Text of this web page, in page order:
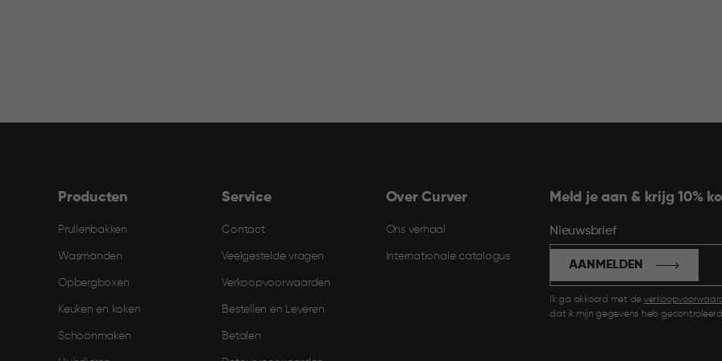
Producten
Prullenbakken
Wasmanden
Opbergboxen
Keuken en koken
Schoonmaken
Service
Contact
Veelgestelde vragen
Verkoopvoorwaarden
Bestellen en Leveren​
Betalen
Over Curver
Ons verhaal
Internationale catalogus
Meld je aan & krijg 10%
Nieuwsbrief
Ik ga akkoord met de
dat ik mijn gegevens heb
AANMELDEN